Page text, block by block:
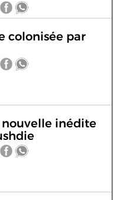
colonisée par
inédite